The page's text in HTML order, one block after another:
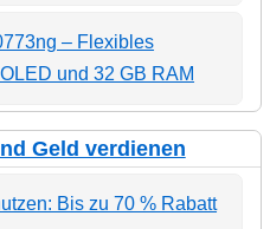
– Flexibles
und 32 GB RAM
Geld verdienen
Bis zu 70 % Rabatt